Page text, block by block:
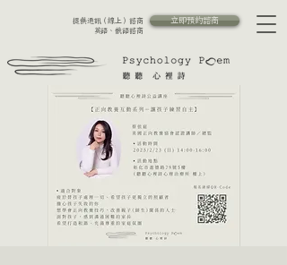
提供通訊（線上）諮商
英語、俄語諮商
立即預約諮商